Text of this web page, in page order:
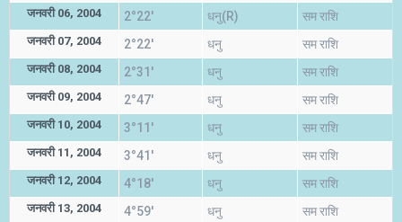
जनवरी 06, 2004 2°22' धनु(R) सम राशि
जनवरी 07, 2004 2°22' धनु सम राशि
जनवरी 08, 2004 2°31' धनु सम राशि
जनवरी 09, 2004 2°47' धनु सम राशि
जनवरी 10, 2004 3°11' धनु सम राशि
जनवरी 11, 2004 3°41' धनु सम राशि
जनवरी 12, 2004 4°18' धनु सम राशि
जनवरी 13, 2004 4°59' धनु सम राशि